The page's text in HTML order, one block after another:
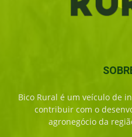
Bico Rural é um veículo de
contribuir com o
agronegócio da